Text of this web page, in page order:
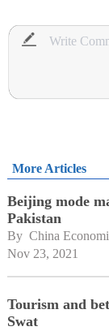
More Articles
Beijing mode
Pakistan
By China
Nov 23, 2021
Tourism and
Swat